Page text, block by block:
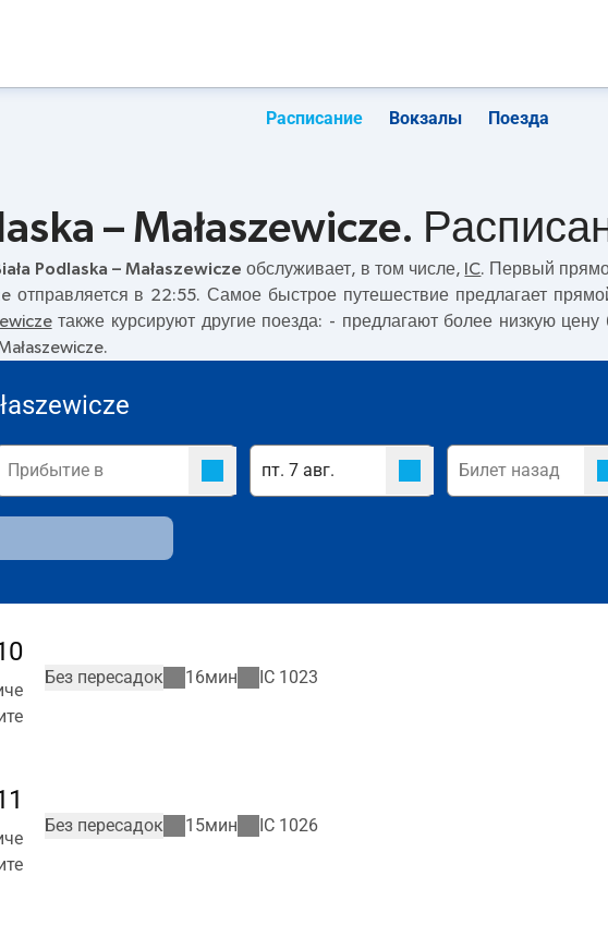
Расписание Вокзалы Поезда
– Małaszewicze.
Podlaska – Małaszewicze обслуживает, в том числе, IC. Первый
отправляется в 22:55. Самое быстрое путешествие предлагает
также курсируют другие поезда: - предлагают более низкую
Без пересадок 16мин IC 1023
Без пересадок 15мин IC 1026